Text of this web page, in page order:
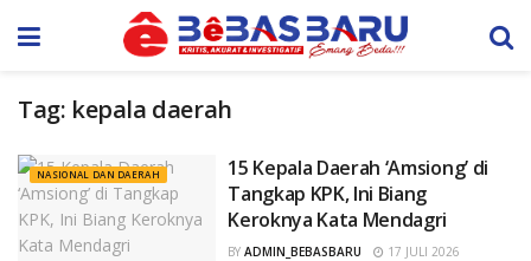
Tag: kepala daerah
NASIONAL DAN DAERAH
15 Kepala Daerah ‘Amsiong’ di
Tangkap KPK, Ini Biang
Keroknya Kata Mendagri
BY ADMIN_BEBASBARU 17 JULI 2026